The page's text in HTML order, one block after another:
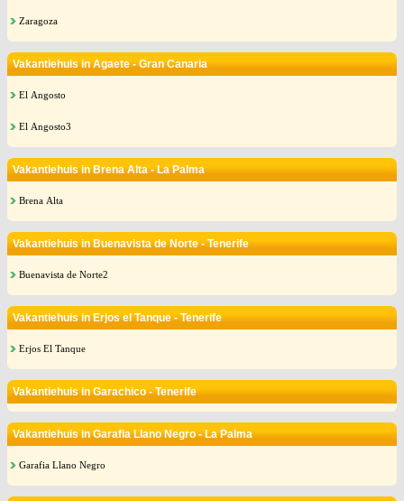
Zaragoza
Vakantiehuis in Agaete - Gran Canaria
El Angosto
El Angosto3
Vakantiehuis in Brena Alta - La Palma
Brena Alta
Vakantiehuis in Buenavista de Norte - Tenerife
Buenavista de Norte2
Vakantiehuis in Erjos el Tanque - Tenerife
Erjos El Tanque
Vakantiehuis in Garachico - Tenerife
Vakantiehuis in Garafia Llano Negro - La Palma
Garafia Llano Negro